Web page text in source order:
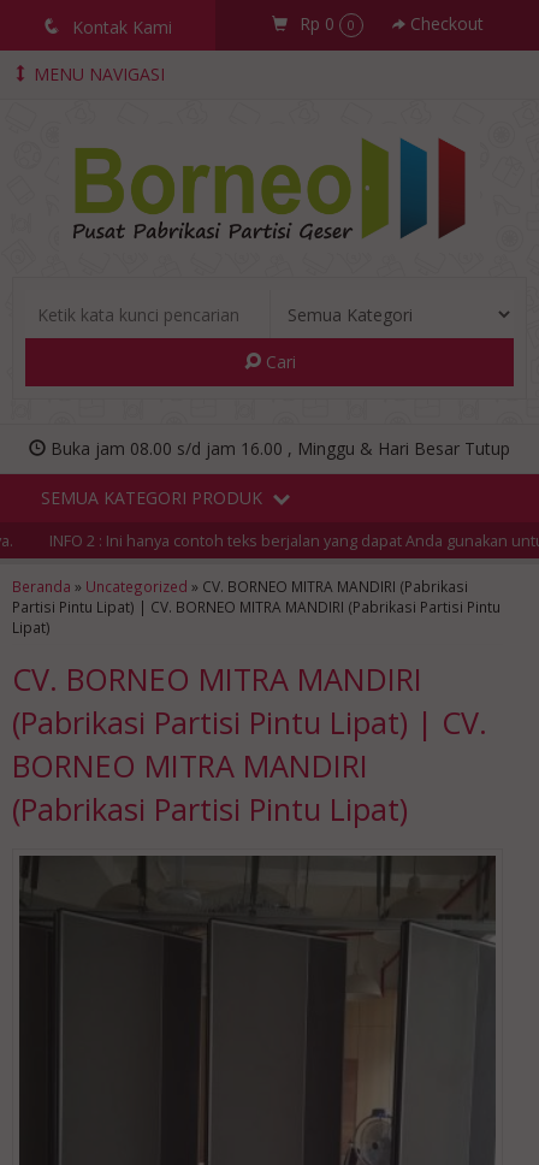
q Kontak Kami Rp 0 0 Checkout
MENU NAVIGASI
Cari
Buka jam 08.00 s/d jam 16.00 , Minggu & Hari Besar Tutup
SEMUA KATEGORI PRODUK
INFO 2 : Ini hanya contoh teks berjalan yang dapat Anda gunakan untuk
Beranda » Uncategorized » CV. BORNEO MITRA MANDIRI (Pabrikasi
Partisi Pintu Lipat) | CV. BORNEO MITRA MANDIRI (Pabrikasi Partisi Pintu
Lipat)
CV. BORNEO MITRA MANDIRI
(Pabrikasi Partisi Pintu Lipat) | CV.
BORNEO MITRA MANDIRI
(Pabrikasi Partisi Pintu Lipat)